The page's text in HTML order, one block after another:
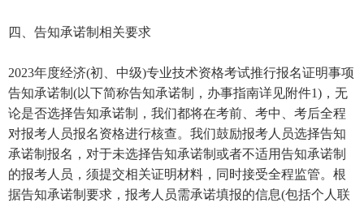
四、告知承诺制相关要求
2023年度经济(初、中级)专业技术资格考试推行报名证明事项
告知承诺制(以下简称告知承诺制，办事指南详见附件1)，无
论是否选择告知承诺制，我们都将在考前、考中、考后全程
对报考人员报名资格进行核查。我们鼓励报考人员选择告知
承诺制报名，对于未选择告知承诺制或者不适用告知承诺制
的报考人员，须提交相关证明材料，同时接受全程监管。根
据告知承诺制要求，报考人员需承诺填报的信息(包括个人联